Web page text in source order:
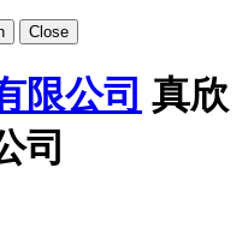
Close
限公司 真欣
司